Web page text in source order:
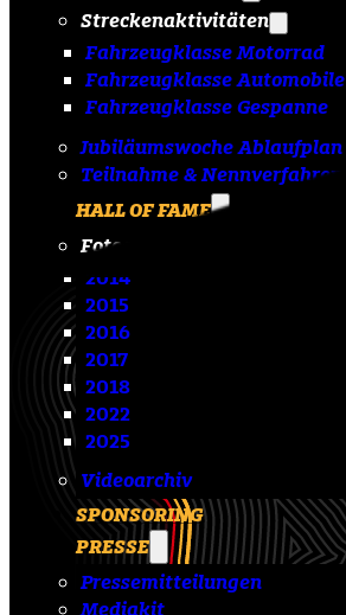
Streckenaktivitäten
Fahrzeugklasse Motorrad
Fahrzeugklasse Automobile
Fahrzeugklasse Gespanne
Jubiläumswoche Ablaufplan
Teilnahme & Nennverfahren
HALL OF FAME
Fotoarchiv
2014
2015
2016
2017
2018
2022
2025
Videoarchiv
SPONSORING
PRESSE
Pressemitteilungen
Mediakit